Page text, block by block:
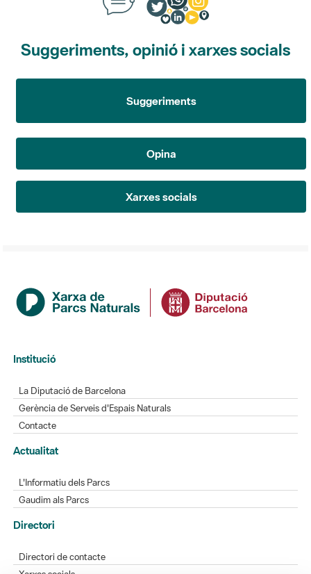
Suggeriments, opinió i xarxes socials
Suggeriments
Opina
Xarxes socials
Institució
La Diputació de Barcelona
Gerència de Serveis d'Espais Naturals
Contacte
Actualitat
L'Informatiu dels Parcs
Gaudim als Parcs
Directori
Directori de contacte